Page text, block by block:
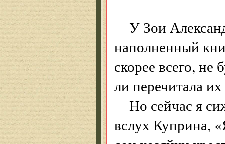
У Зои
наполненный
скорее всего, не
ли перечитала их
Но сейчас я
вслух Куприна,